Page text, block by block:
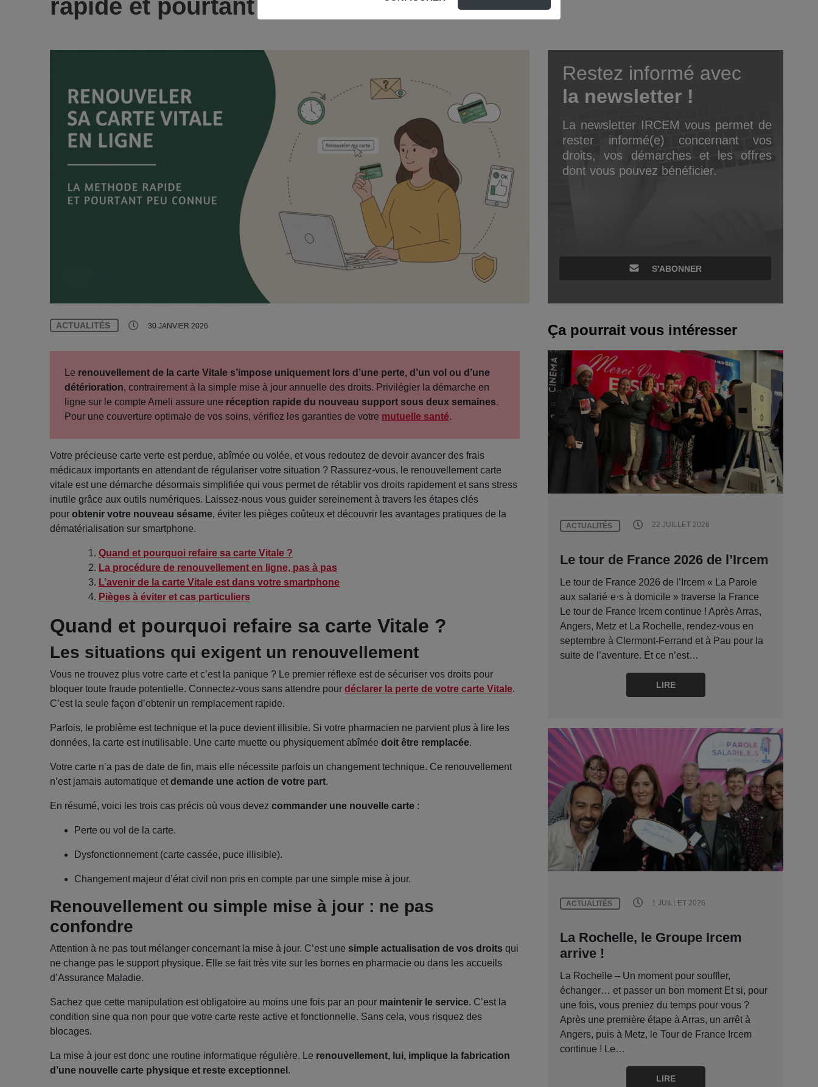
rapide et pourtant peu connue
ACTUALITÉS 30 JANVIER 2026
Le renouvellement de la carte Vitale s’impose uniquement lors d’une perte, d’un vol ou d’une
détérioration, contrairement à la simple mise à jour annuelle des droits. Privilégier la démarche en
ligne sur le compte Ameli assure une réception rapide du nouveau support sous deux semaines.
Pour une couverture optimale de vos soins, vérifiez les garanties de votre mutuelle santé.
Votre précieuse carte verte est perdue, abîmée ou volée, et vous redoutez de devoir avancer des frais
médicaux importants en attendant de régulariser votre situation ? Rassurez-vous, le renouvellement carte
vitale est une démarche désormais simplifiée qui vous permet de rétablir vos droits rapidement et sans stress
inutile grâce aux outils numériques. Laissez-nous vous guider sereinement à travers les étapes clés
pour obtenir votre nouveau sésame, éviter les pièges coûteux et découvrir les avantages pratiques de la
dématérialisation sur smartphone.
Quand et pourquoi refaire sa carte Vitale ?
La procédure de renouvellement en ligne, pas à pas
L’avenir de la carte Vitale est dans votre smartphone
Pièges à éviter et cas particuliers
Quand et pourquoi refaire sa carte Vitale ?
Les situations qui exigent un renouvellement
Vous ne trouvez plus votre carte et c’est la panique ? Le premier réflexe est de sécuriser vos droits pour
bloquer toute fraude potentielle. Connectez-vous sans attendre pour déclarer la perte de votre carte Vitale.
C’est la seule façon d’obtenir un remplacement rapide.
Parfois, le problème est technique et la puce devient illisible. Si votre pharmacien ne parvient plus à lire les
données, la carte est inutilisable. Une carte muette ou physiquement abîmée doit être remplacée.
Votre carte n’a pas de date de fin, mais elle nécessite parfois un changement technique. Ce renouvellement
n’est jamais automatique et demande une action de votre part.
En résumé, voici les trois cas précis où vous devez commander une nouvelle carte :
Perte ou vol de la carte.
Dysfonctionnement (carte cassée, puce illisible).
Changement majeur d’état civil non pris en compte par une simple mise à jour.
Renouvellement ou simple mise à jour : ne pas
confondre
Attention à ne pas tout mélanger concernant la mise à jour. C’est une simple actualisation de vos droits qui
ne change pas le support physique. Elle se fait très vite sur les bornes en pharmacie ou dans les accueils
d’Assurance Maladie.
Sachez que cette manipulation est obligatoire au moins une fois par an pour maintenir le service. C’est la
condition sine qua non pour que votre carte reste active et fonctionnelle. Sans cela, vous risquez des
blocages.
La mise à jour est donc une routine informatique régulière. Le renouvellement, lui, implique la fabrication
d’une nouvelle carte physique et reste exceptionnel .
Restez informé avec
la newsletter !
La newsletter IRCEM vous permet de
rester informé(e) concernant vos
droits, vos démarches et les offres
dont vous pouvez bénéficier.
S'ABONNER
Ça pourrait vous intéresser
ACTUALITÉS 22 JUILLET 2026
Le tour de France 2026 de l’Ircem
Le tour de France 2026 de l’Ircem « La Parole
aux salarié·e·s à domicile » traverse la France
Le tour de France Ircem continue ! Après Arras,
Angers, Metz et La Rochelle, rendez-vous en
septembre à Clermont-Ferrand et à Pau pour la
suite de l’aventure. Et ce n’est…
LIRE
ACTUALITÉS 1 JUILLET 2026
La Rochelle, le Groupe Ircem
arrive !
La Rochelle – Un moment pour souffler,
échanger… et passer un bon moment Et si, pour
une fois, vous preniez du temps pour vous ?
Après une première étape à Arras, un arrêt à
Angers, puis à Metz, le Tour de France Ircem
continue ! Le…
LIRE